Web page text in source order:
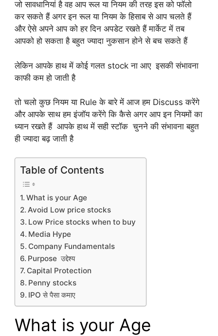
जो सावधानियां है वह आप रूल या नियम की तरह इस को फॉलो
कर सकते हैं अगर इन रूल या नियम के हिसाब से आप चलते हैं
और ऐसे अपने आप को हर दिन अपडेट रखते हैं मार्केट में तब
आपको हो सकता है बहुत ज्यादा नुकसान होने से बच सकते हैं
लेकिन आपके हाथ में कोई गलत stock ना आए इसकी संभावना
काफी कम हो जाती है
तो चलो कुछ नियम या Rule के बारे में आज हम Discuss करेंगे
और आपके साथ हम इंजॉय करेंगे कि कैसे अगर आप इन नियमों का
ध्यान रखते हैं आपके हाथ में सही स्टॉक चुनने की संभावना बहुत
ही ज्यादा बढ़ जाती है
Table of Contents
What is your Age
Avoid Low price stocks
Low Price stocks when to buy
Media Hype
Company Fundamentals
Purpose उद्देश्य
Capital Protection
Penny stocks
IPO से पैसा कमाए
What is your Age